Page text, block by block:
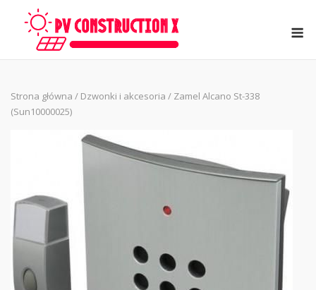
Strona główna / Dzwonki i akcesoria / Zamel Alcano St-338
(Sun10000025)